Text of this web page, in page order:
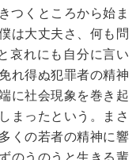
つくところから始ま
は大丈夫さ、何も問
哀れにも自分に言い
れ得ぬ犯罪者の精神
に社会現象を巻き起
まったという。まさ
くの若者の精神に響
のうのうと生きる輩